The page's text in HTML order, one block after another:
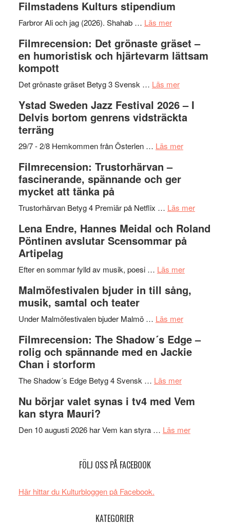
I
Want
Believe
–
Frankenshtey
med
Fox
och
Scully
West
presenterar
nya
titlar
årets
Filmstadens Kulturs stipendium
Farbror Ali och jag (2026). Shahab … Läs merom
Shahab
Mehrabi
Filmstadens
stipendium
Filmrecension: Det grönaste gräset –
en humoristisk och hjärtevarm lättsam
kompott
Det grönaste gräset Betyg 3 Svensk … Läs merom
Det
grönaste
–
och
lättsam
Ystad Sweden Jazz Festival 2026 – I
Delvis bortom genrens vidsträckta
terräng
29/7 - 2/8 Hemkommen från Österlen … Läs merom
2026
I
Delvis
genrens
terräng
Filmrecension: Trustorhärvan –
fascinerande, spännande och ger
mycket att tänka på
Trustorhärvan Betyg 4 Premiär på Netflix … Läs merom
på
Lena Endre, Hannes Meidal och Roland
Pöntinen avslutar Scensommar på
Artipelag
Efter en sommar fylld av musik, poesi … Läs merom
Endre,
Roland
Pöntinen
Artipelag
Malmöfestivalen bjuder in till sång,
musik, samtal och teater
Under Malmöfestivalen bjuder Malmö … Läs merom
bjuder
in
samtal
teater
Filmrecension: The Shadow´s Edge –
rolig och spännande med en Jackie
Chan i storform
The Shadow´s Edge Betyg 4 Svensk … Läs merom
The
´s
Nu börjar valet synas i tv4 med Vem
kan styra Mauri?
Den 10 augusti 2026 har Vem kan styra … Läs merom
FÖLJ OSS PÅ FACEBOOK
Här hittar du Kulturbloggen på Facebook.
KATEGORIER